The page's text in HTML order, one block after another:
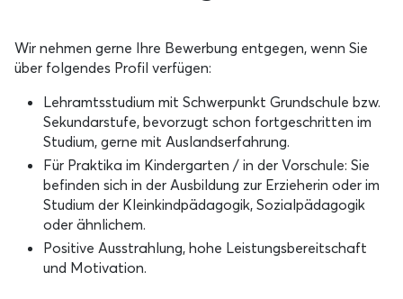
Wir nehmen gerne Ihre Bewerbung entgegen, wenn Sie
über folgendes Profil verfügen:
Lehramtsstudium mit Schwerpunkt Grundschule bzw.
Sekundarstufe, bevorzugt schon fortgeschritten im
Studium, gerne mit Auslandserfahrung.
Für Praktika im Kindergarten / in der Vorschule: Sie
befinden sich in der Ausbildung zur Erzieherin oder im
Studium der Kleinkindpädagogik, Sozialpädagogik
oder ähnlichem.
Positive Ausstrahlung, hohe Leistungsbereitschaft
und Motivation.